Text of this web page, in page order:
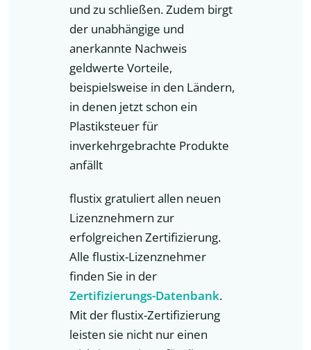
und zu schließen. Zudem birgt
der unabhängige und
anerkannte Nachweis
geldwerte Vorteile,
beispielsweise in den Ländern,
in denen jetzt schon ein
Plastiksteuer für
inverkehrgebrachte Produkte
anfällt
flustix gratuliert allen neuen
Lizenznehmern zur
erfolgreichen Zertifizierung.
Alle flustix-Lizenznehmer
finden Sie in der
Zertifizierungs-Datenbank.
Mit der flustix-Zertifizierung
leisten sie nicht nur einen